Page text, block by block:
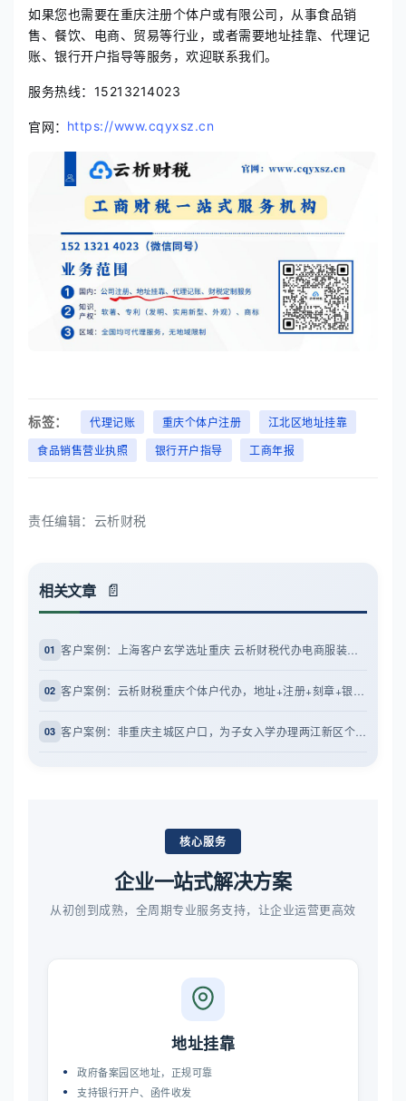
如果您也需要在重庆注册个体户或有限公司，从事食品销
售、餐饮、电商、贸易等行业，或者需要地址挂靠、代理记
账、银行开户指导等服务，欢迎联系我们。
服务热线：15213214023
官网： https://www.cqyxsz.cn
标签： 代理记账 重庆个体户注册
江北区地址挂靠
食品销售营业执照
银行开户指导 工商年报
责任编辑：云析财税
相关文章
01 客户案例：上海客户玄学选址重庆 云析财税代办电商服装个体户
02 客户案例：云析财税重庆个体户代办，地址+注册+刻章+银行拍照配合
03 客户案例：非重庆主城区户口，为子女入学办理两江新区个体户
核心服务
企业一站式解决方案
从初创到成熟，全周期专业服务支持，让企业运营更高效
地址挂靠
政府备案园区地址，正规可靠
支持银行开户、函件收发